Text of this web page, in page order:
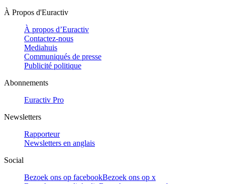
À Propos d'Euractiv
À propos d’Euractiv
Contactez-nous
Mediahuis
Communiqués de presse
Publicité politique
Abonnements
Euractiv Pro
Newsletters
Rapporteur
Newsletters en anglais
Social
Bezoek ons op facebookBezoek ons op x